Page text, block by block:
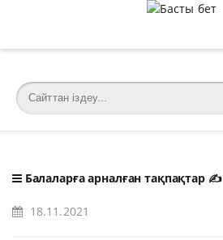
Балаларға арналған тақпақтар✍️
18.11.2021